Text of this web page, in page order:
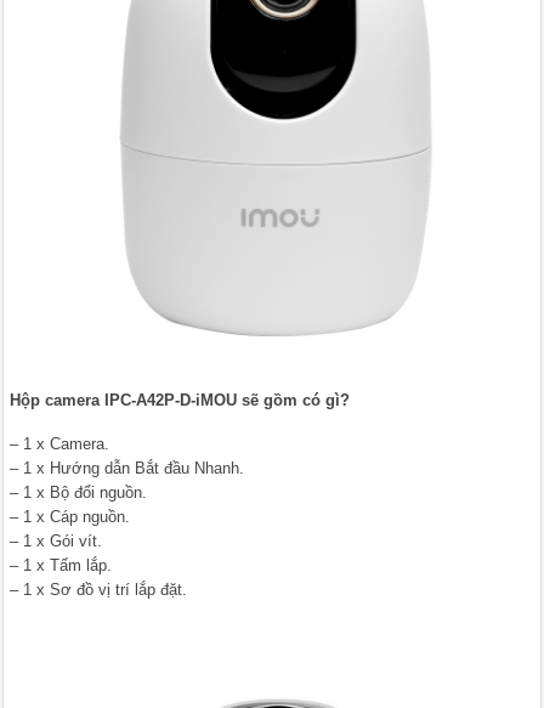
Hộp camera IPC-A42P-D-iMOU sẽ gồm có gì?
– 1 x Camera.
– 1 x Hướng dẫn Bắt đầu Nhanh.
– 1 x Bộ đổi nguồn.
– 1 x Cáp nguồn.
– 1 x Gói vít.
– 1 x Tấm lắp.
– 1 x Sơ đồ vị trí lắp đặt.